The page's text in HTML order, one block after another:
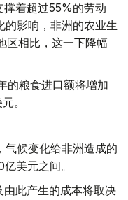
撑着超过55%的劳动
的影响，非洲的农业生
区相比，这一下降幅
的粮食进口额将增加
。
候变化给非洲造成的
美元之间。
此产生的成本将取决